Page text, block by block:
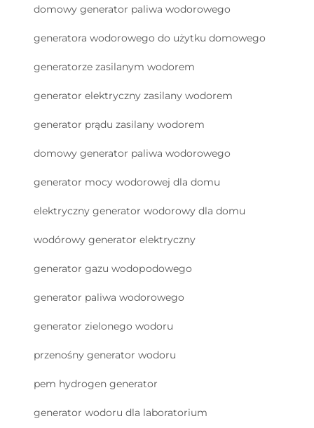
domowy generator paliwa wodorowego
generatora wodorowego do użytku domowego
generatorze zasilanym wodorem
generator elektryczny zasilany wodorem
generator prądu zasilany wodorem
domowy generator paliwa wodorowego
generator mocy wodorowej dla domu
elektryczny generator wodorowy dla domu
wodórowy generator elektryczny
generator gazu wodорodowego
generator paliwa wodorowego
generator zielonego wodoru
przenośny generator wodoru
pem hydrogen generator
generator wodoru dla laboratorium